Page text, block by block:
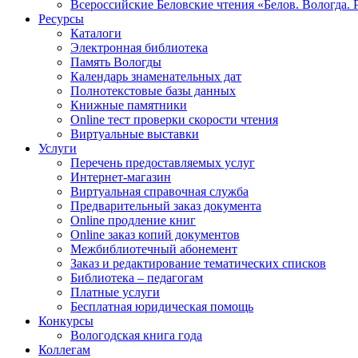
Всероссийские Беловские чтения «Белов. Вологда.
Ресурсы
Каталоги
Электронная библиотека
Память Вологды
Календарь знаменательных дат
Полнотекстовые базы данных
Книжные памятники
Online тест проверки скорости чтения
Виртуальные выставки
Услуги
Перечень предоставляемых услуг
Интернет-магазин
Виртуальная справочная служба
Предварительный заказ документа
Online продление книг
Online заказ копий документов
Межбиблиотечный абонемент
Заказ и редактирование тематических списков
Библиотека – педагогам
Платные услуги
Бесплатная юридическая помощь
Конкурсы
Вологодская книга года
Коллегам